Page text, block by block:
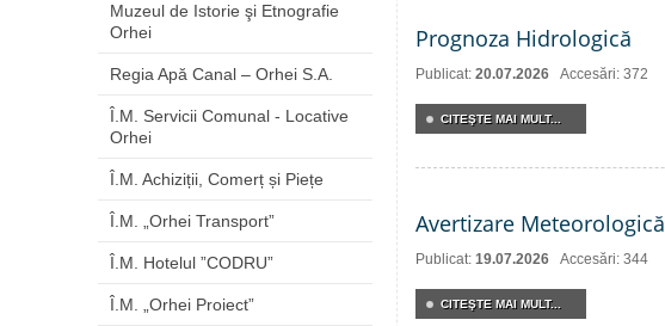
Muzeul de Istorie şi Etnografie
Orhei
Regia Apă Canal – Orhei S.A.
Î.M. Servicii Comunal - Locative
Orhei
Î.M. Achiziții, Comerț și Piețe
Î.M. „Orhei Transport”
Î.M. Hotelul ”CODRU”
Î.M. „Orhei Proiect”
Prognoza Hidrologică
Publicat: 20.07.2026 Accesări: 372
CITEŞTE MAI MULT...
Avertizare Meteorologică
Publicat: 19.07.2026 Accesări: 344
CITEŞTE MAI MULT...